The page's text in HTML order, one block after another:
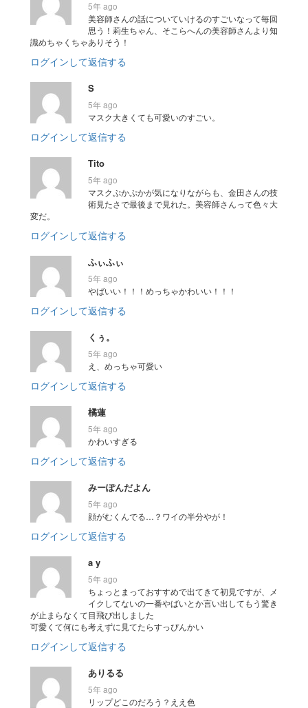
5年 ago
美容師さんの話についていけるのすごいなって毎回
思う！莉生ちゃん、そこらへんの美容師さんより知
識めちゃくちゃありそう！
ログインして返信する
S
5年 ago
マスク大きくても可愛いのすごい。
ログインして返信する
Tito
5年 ago
マスクぷかぷかが気になりながらも、金田さんの技
術見たさで最後まで見れた。美容師さんって色々大
変だ。
ログインして返信する
ふぃふぃ
5年 ago
やばいい！！！めっちゃかわいい！！！
ログインして返信する
くぅ。
5年 ago
え、めっちゃ可愛い
ログインして返信する
橘蓮
5年 ago
かわいすぎる
ログインして返信する
みーぽんだよん
5年 ago
顔がむくんでる…？ワイの半分やが！
ログインして返信する
a y
5年 ago
ちょっとまっておすすめで出てきて初見ですが、メ
イクしてないの一番やばいとか言い出してもう驚き
が止まらなくて目飛び出しました
可愛くて何にも考えずに見てたらすっぴんかい
ログインして返信する
ありるる
5年 ago
リップどこのだろう？ええ色